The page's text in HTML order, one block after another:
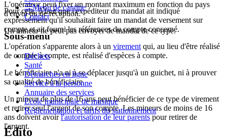
L'opérateur peut fixer un montant maximum en fonction du pays
d'envoi ou de réception.
Un mineur ne peut pas envoyer de mandat de ce type.
Pour cela, il faut que l'expéditeur du mandat ait indiqué
expressément qu'il souhaitait faire un mandat de versement sur
compte et ait fourni les références du compte concerné.
L'opération s'apparente alors à un virement qui, au lieu d'être réalisé
de compte à compte, est réalisé d'espèces à compte.
Le bénéficiaire n'a ni à se déplacer jusqu'à un guichet, ni à prouver
sa qualité de bénéficiaire.
Un mineur de plus de 16 ans peut bénéficier de ce type de virement
et retirer seul l'argent de son compte. Les mineurs de moins de 16
ans doivent avoirl'autorisation de leur parentspour retirer de
l'argent.
Menu de cantine
Contact
Sous-menu
Déchets
Santé
Démarches en ligne
Service à la personne
Annuaire des services
Ecole municipale de musique
Réglementation et tarifs du stationnement
Édito